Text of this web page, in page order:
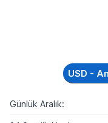
USD -
Günlük Aralık: